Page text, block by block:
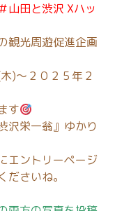
山田と渋沢 Xハッ
観光周遊促進企画
)～２０２５年２
す
沢栄一翁』ゆかり
エントリーページ
さいね。